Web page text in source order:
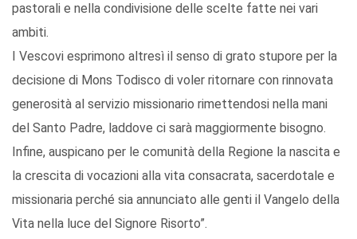
pastorali e nella condivisione delle scelte fatte nei vari
ambiti.
I Vescovi esprimono altresì il senso di grato stupore per la
decisione di Mons Todisco di voler ritornare con rinnovata
generosità al servizio missionario rimettendosi nella mani
del Santo Padre, laddove ci sarà maggiormente bisogno.
Infine, auspicano per le comunità della Regione la nascita e
la crescita di vocazioni alla vita consacrata, sacerdotale e
missionaria perché sia annunciato alle genti il Vangelo della
Vita nella luce del Signore Risorto”.